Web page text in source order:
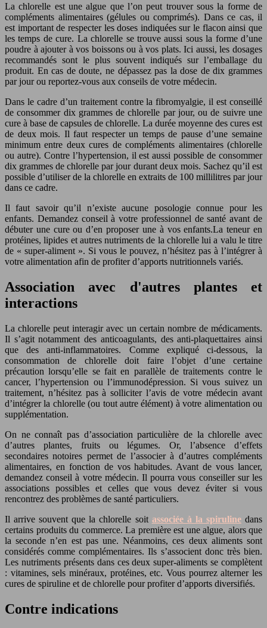
La chlorelle est une algue que l’on peut trouver sous la forme de
compléments alimentaires (gélules ou comprimés). Dans ce cas, il
est important de respecter les doses indiquées sur le flacon ainsi que
les temps de cure. La chlorelle se trouve aussi sous la forme d’une
poudre à ajouter à vos boissons ou à vos plats. Ici aussi, les dosages
recommandés sont le plus souvent indiqués sur l’emballage du
produit. En cas de doute, ne dépassez pas la dose de dix grammes
par jour ou reportez-vous aux conseils de votre médecin.
Dans le cadre d’un traitement contre la fibromyalgie, il est conseillé
de consommer dix grammes de chlorelle par jour, ou de suivre une
cure à base de capsules de chlorelle. La durée moyenne des cures est
de deux mois. Il faut respecter un temps de pause d’une semaine
minimum entre deux cures de compléments alimentaires (chlorelle
ou autre). Contre l’hypertension, il est aussi possible de consommer
dix grammes de chlorelle par jour durant deux mois. Sachez qu’il est
possible d’utiliser de la chlorelle en extraits de 100 millilitres par jour
dans ce cadre.
Il faut savoir qu’il n’existe aucune posologie connue pour les
enfants. Demandez conseil à votre professionnel de santé avant de
débuter une cure ou d’en proposer une à vos enfants.La teneur en
protéines, lipides et autres nutriments de la chlorelle lui a valu le titre
de « super-aliment ». Si vous le pouvez, n’hésitez pas à l’intégrer à
votre alimentation afin de profiter d’apports nutritionnels variés.
Association avec d'autres plantes et
interactions
La chlorelle peut interagir avec un certain nombre de médicaments.
Il s’agit notamment des anticoagulants, des anti-plaquettaires ainsi
que des anti-inflammatoires. Comme expliqué ci-dessous, la
consommation de chlorelle doit faire l’objet d’une certaine
précaution lorsqu’elle se fait en parallèle de traitements contre le
cancer, l’hypertension ou l’immunodépression. Si vous suivez un
traitement, n’hésitez pas à solliciter l’avis de votre médecin avant
d’intégrer la chlorelle (ou tout autre élément) à votre alimentation ou
supplémentation.
On ne connaît pas d’association particulière de la chlorelle avec
d’autres plantes, fruits ou légumes. Or, l’absence d’effets
secondaires notoires permet de l’associer à d’autres compléments
alimentaires, en fonction de vos habitudes. Avant de vous lancer,
demandez conseil à votre médecin. Il pourra vous conseiller sur les
associations possibles et celles que vous devez éviter si vous
rencontrez des problèmes de santé particuliers.
Il arrive souvent que la chlorelle soit associée à la spirulinedans
certains produits du commerce. La première est une algue, alors que
la seconde n’en est pas une. Néanmoins, ces deux aliments sont
considérés comme complémentaires. Ils s’associent donc très bien.
Les nutriments présents dans ces deux super-aliments se complètent
: vitamines, sels minéraux, protéines, etc. Vous pourrez alterner les
cures de spiruline et de chlorelle pour profiter d’apports diversifiés.
Contre indications